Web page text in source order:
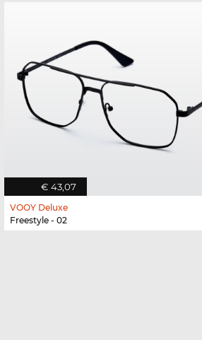
€ 43,07
VOOY Deluxe
Freestyle - 02